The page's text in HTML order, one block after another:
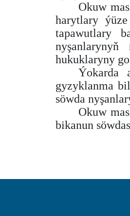
Okuw
harytlary
tapawutlary
hukuklaryny
Ýokarda
gyzyklanma
söwda
Okuw
bikanun